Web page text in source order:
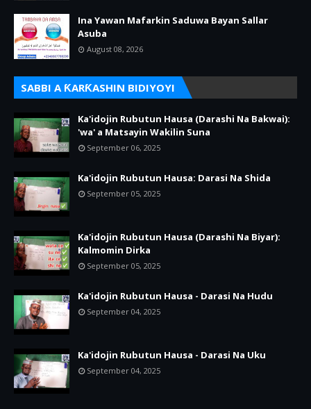
Ina Yawan Mafarkin Saduwa Bayan Sallar
Asuba
August 08, 2026
SABBI A ƘARƘASHIN BIDIYOYI
Ka'idojin Rubutun Hausa (Darashi Na Bakwai):
'wa' a Matsayin Wakilin Suna
September 06, 2025
Ka'idojin Rubutun Hausa: Darasi Na Shida
September 05, 2025
Ka'idojin Rubutun Hausa (Darashi Na Biyar):
Kalmomin Dirka
September 05, 2025
Ka'idojin Rubutun Hausa - Darasi Na Hudu
September 04, 2025
Ka'idojin Rubutun Hausa - Darasi Na Uku
September 04, 2025